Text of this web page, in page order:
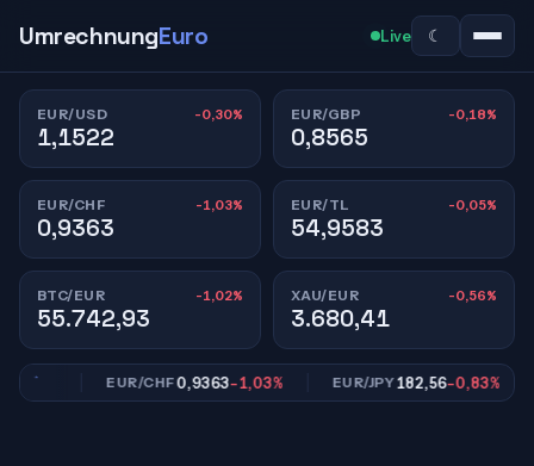
UmrechnungEuro Live ☾
EUR/USD -0,30%
1,1522
EUR/GBP -0,18%
0,8565
EUR/CHF -1,03%
0,9363
EUR/TL -0,05%
54,9583
BTC/EUR -1,02%
55.742,93
XAU/EUR -0,56%
3.680,41
EUR/CHF0,9363-1,03% EUR/JPY182,56-0,83%